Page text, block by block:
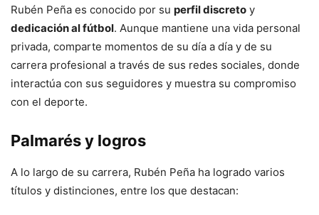
Rubén Peña es conocido por su perfil discreto y
dedicación al fútbol. Aunque mantiene una vida personal
privada, comparte momentos de su día a día y de su
carrera profesional a través de sus redes sociales, donde
interactúa con sus seguidores y muestra su compromiso
con el deporte.
Palmarés y logros
A lo largo de su carrera, Rubén Peña ha logrado varios
títulos y distinciones, entre los que destacan: